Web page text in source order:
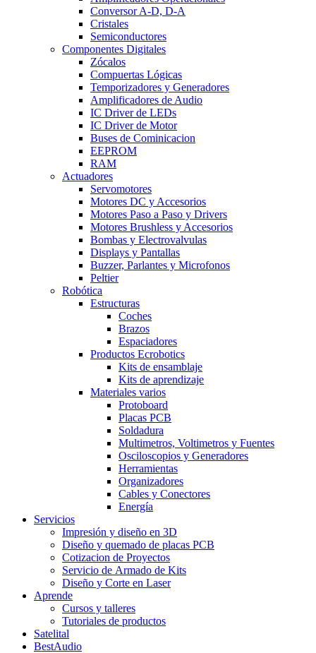
Conversor A-D, D-A
Cristales
Semiconductores
Componentes Digitales
Zócalos
Compuertas Lógicas
Temporizadores y Generadores
Amplificadores de Audio
IC Driver de LEDs
IC Driver de Motor
Buses de Cominicacion
EEPROM
RAM
Actuadores
Servomotores
Motores DC y Accesorios
Motores Paso a Paso y Drivers
Motores Brushless y Accesorios
Bombas y Electrovalvulas
Displays y Pantallas
Buzzer, Parlantes y Microfonos
Peltier
Robótica
Estructuras
Coches
Brazos
Espaciadores
Productos Ecrobotics
Kits de ensamblaje
Kits de aprendizaje
Materiales varios
Protoboard
Placas PCB
Soldadura
Multimetros, Voltimetros y Fuentes
Osciloscopios y Generadores
Herramientas
Organizadores
Cables y Conectores
Energía
Servicios
Impresión y diseño en 3D
Diseño y quemado de placas PCB
Cotizacion de Proyectos
Servicio de Armado de Kits
Diseño y Corte en Laser
Aprende
Cursos y talleres
Tutoriales de productos
Satelital
BestAudio